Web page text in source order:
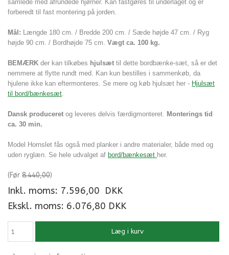
samlede med afrundede hjørner. Kan fastgøres til underlaget og er
forberedt til fast montering på jorden.
Mål: Længde 180 cm. / Bredde 200 cm. / Sæde højde 47 cm. / Ryg
højde 90 cm. / Bordhøjde 75 cm. Vægt ca. 100 kg.
BEMÆRK der kan tilkøbes hjulsæt til dette bordbænke-sæt, så er det
nemmere at flytte rundt med. Kan kun bestilles i sammenkøb, da
hjulene ikke kan eftermonteres. Se mere og køb hjulsæt her - Hjulsæt
til bord/bænkesæt.
Dansk produceret og leveres delvis færdigmonteret. Monterings tid
ca. 30 min.
Model Hornslet fås også med planker i andre materialer, både med og
uden ryglæn. Se hele udvalget af bord/bænkesæt her.
(Før 8.440,00)
Inkl. moms: 7.596,00 DKK
Ekskl. moms: 6.076,80 DKK
Læg i kurv